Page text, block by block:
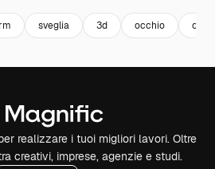
sveglia 3d occhio
realizzare i tuoi migliori lavori. Oltre
creativi, imprese, agenzie e studi.